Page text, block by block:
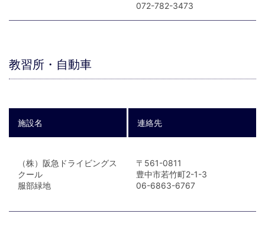
072-782-3473
教習所・自動車
施設名 連絡先
（株）阪急ドライビングス
クール
服部緑地
〒561-0811
豊中市若竹町2-1-3
06-6863-6767